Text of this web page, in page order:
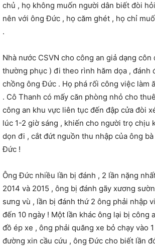
chủ , họ không muốn người dân biết đòi
nên với ông Đức , họ căm ghét , họ chỉ
.
Nhà nước CSVN cho công an giả dạng côn
thường phục ) đi theo rình hăm dọa , đánh
chồng ông Đức . Họ phá rối công việc làm
. Cô Thanh có mấy căn phòng nhỏ cho
công an khu vực liên tục đến đập cửa đòi
lúc 1-2 giờ sáng , khiến cho người trọ chịu
dọn đi , cắt đứt nguồn thu nhập của ông
Đức !
Ông Đức nhiều lần bị đánh , 2 lần nặng
2014 và 2015 , ông bị đánh gãy xương
sưng vù , lần bị đánh thứ 2 ông phải nhập
đến 10 ngày ! Một lần khác ông lại bị công
đồ ép xe , ông phải quăng xe bỏ chạy vào
đường xin cầu cứu , ông Đức cho biết lần